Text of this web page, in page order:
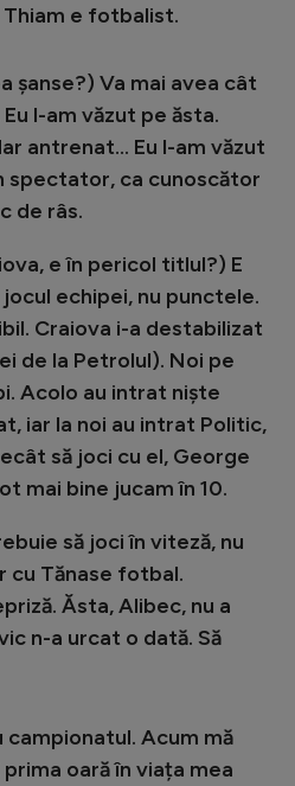
e fotbalist.
șanse?) Va mai avea cât
l-am văzut pe ăsta.
antrenat… Eu l-am văzut
spectator, ca cunoscător
de râs.
e în pericol titlul?) E
echipei, nu punctele.
Craiova i-a destabilizat
de la Petrolul). Noi pe
Acolo au intrat niște
iar la noi au intrat Politic,
să joci cu el, George
mai bine jucam în 10.
să joci în viteză, nu
cu Tănase fotbal.
Ăsta, Alibec, nu a
n-a urcat o dată. Să
Acum mă
oară în viața mea